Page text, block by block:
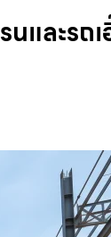
นและรถ